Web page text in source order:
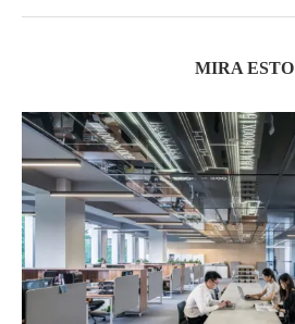
MIRA ESTO